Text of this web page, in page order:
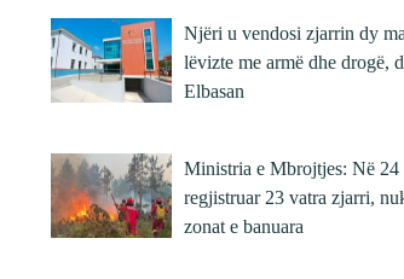
Njëri u vendosi zjarrin dy
lëvizte me armë dhe drogë,
Elbasan
Ministria e Mbrojtjes: Në 24
regjistruar 23 vatra zjarri,
zonat e banuara